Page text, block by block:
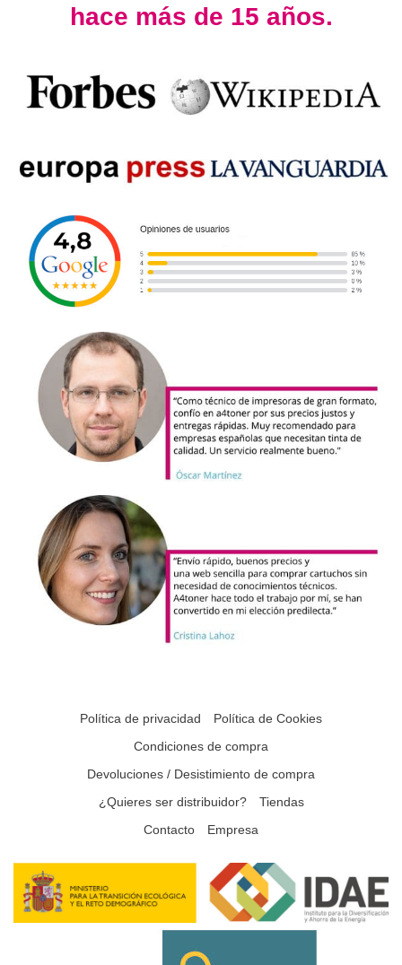
hace más de 15 años.
Política de privacidad
Política de Cookies
Condiciones de compra
Devoluciones / Desistimiento de compra
¿Quieres ser distribuidor?
Tiendas
Contacto
Empresa